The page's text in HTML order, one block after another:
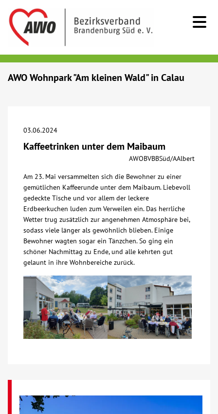
Beratung & Hilfe
Begegnung
Bildung
Über uns
Veranstaltungen
Spenden
Mitmachen
Glossar
AWO Wohnpark "Am kleinen Wald" in Calau
03.06.2024
Kaffeetrinken unter dem Maibaum
AWOBVBBSüd/AAlbert
Am 23. Mai versammelten sich die Bewohner zu einer
gemütlichen Kaffeerunde unter dem Maibaum. Liebevoll
gedeckte Tische und vor allem der leckere
Erdbeerkuchen luden zum Verweilen ein. Das herrliche
Wetter trug zusätzlich zur angenehmen Atmosphäre bei,
sodass viele länger als gewöhnlich blieben. Einige
Bewohner wagten sogar ein Tänzchen. So ging ein
schöner Nachmittag zu Ende, und alle kehrten gut
gelaunt in ihre Wohnbereiche zurück.